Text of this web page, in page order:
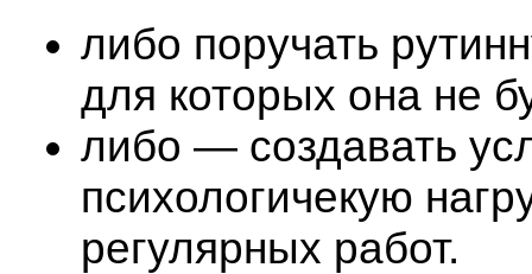
либо поручать
для которых она не
либо — создавать
психологичекую
регулярных работ.